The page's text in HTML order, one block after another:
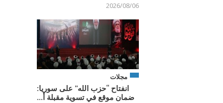
2026/08/06
مجلات
انفتاح “حزب الله” على سوريا:
ضمان موقع في تسوية مقبلة أ...